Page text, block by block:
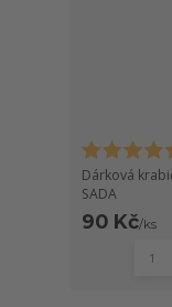
Dárková
SADA
90 Kč/ks